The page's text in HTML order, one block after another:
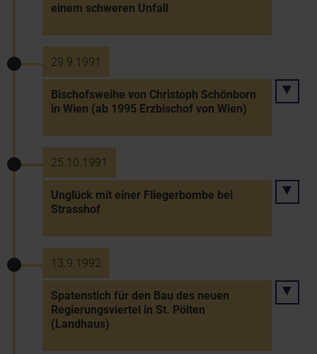
einem schweren Unfall
29.9.1991
Bischofsweihe von Christoph Schönborn
in Wien (ab 1995 Erzbischof von Wien)
25.10.1991
Unglück mit einer Fliegerbombe bei
Strasshof
13.9.1992
Spatenstich für den Bau des neuen
Regierungsviertel in St. Pölten
(Landhaus)